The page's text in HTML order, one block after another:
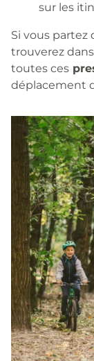
sur les
Si vous partez
trouverez
toutes ces
déplacement